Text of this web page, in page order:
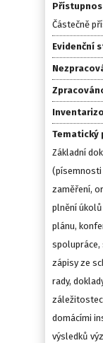
Částečně
Evidenční
Tematický
Základní
(písemnosti
zaměření,
plnění
plánu,
spolupráce,
zápisy ze
rady,
domácími
výsledků